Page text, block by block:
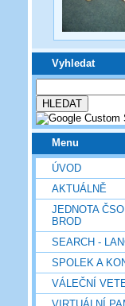
Vyhledat
Menu
ÚVOD
AKTUÁLNĚ
JEDNOTA
BROD
SEARCH -
SPOLEK A
VÁLEČNÍ